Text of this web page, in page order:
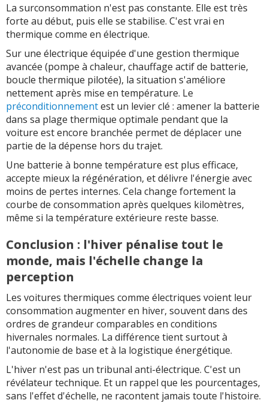
La surconsommation n'est pas constante. Elle est très
forte au début, puis elle se stabilise. C'est vrai en
thermique comme en électrique.
Sur une électrique équipée d'une gestion thermique
avancée (pompe à chaleur, chauffage actif de batterie,
boucle thermique pilotée), la situation s'améliore
nettement après mise en température. Le
préconditionnementest un levier clé : amener la batterie
dans sa plage thermique optimale pendant que la
voiture est encore branchée permet de déplacer une
partie de la dépense hors du trajet.
Une batterie à bonne température est plus efficace,
accepte mieux la régénération, et délivre l'énergie avec
moins de pertes internes. Cela change fortement la
courbe de consommation après quelques kilomètres,
même si la température extérieure reste basse.
Conclusion : l'hiver pénalise tout le
monde, mais l'échelle change la
perception
Les voitures thermiques comme électriques voient leur
consommation augmenter en hiver, souvent dans des
ordres de grandeur comparables en conditions
hivernales normales. La différence tient surtout à
l'autonomie de base et à la logistique énergétique.
L'hiver n'est pas un tribunal anti-électrique. C'est un
révélateur technique. Et un rappel que les pourcentages,
sans l'effet d'échelle, ne racontent jamais toute l'histoire.